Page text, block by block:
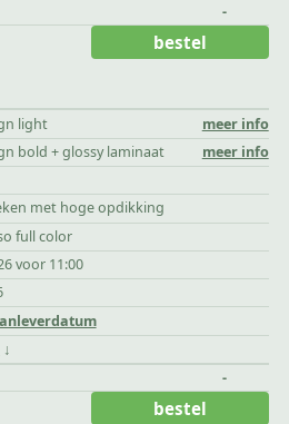
-
light
meer info
bold + glossy laminaat
meer info
met hoge opdikking
full color
voor 11:00
bestel
-
bestel